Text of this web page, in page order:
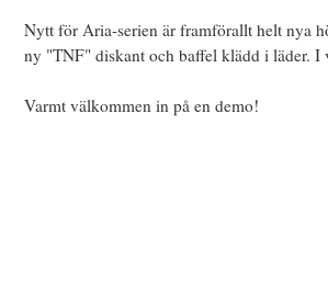
Nytt för Aria-serien är framförallt helt nya
ny "TNF" diskant och baffel klädd i läder. I
Varmt välkommen in på en demo!